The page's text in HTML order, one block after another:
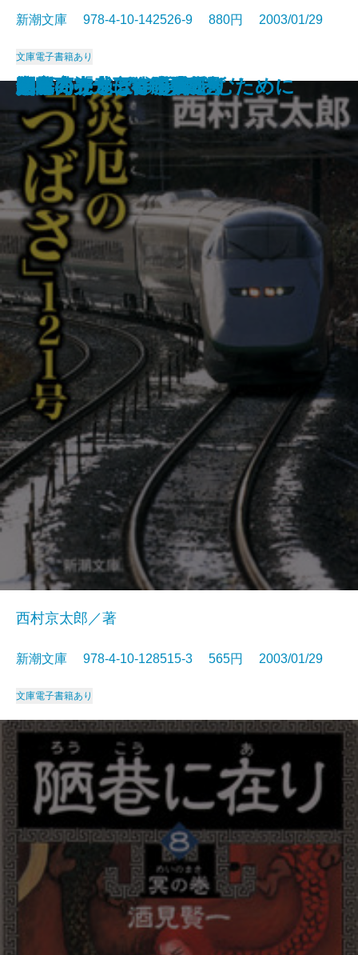
血の味
樅ノ木は残った〔上〕
樅ノ木は残った〔中〕
樅ノ木は残った〔下〕
剣客商売十三 波紋
剣客商売十四 暗殺者
剣客商売十五 二十番斬り
剣客商売十六 浮沈
涙〔上〕
涙〔下〕
新潮文庫 978-4-10-142526-9 880円 2003/01/29
文庫電子書籍あり
災厄の「つばさ」121号
西村京太郎／著
新潮文庫 978-4-10-128515-3 565円 2003/01/29
文庫電子書籍あり
陋巷に在り〔8〕冥の巻
剣客商売九 待ち伏せ
剣客商売十 春の嵐
剣客商売十一 勝負
剣客商売十二 十番斬り
恋
楽隊のうさぎ
寒椿
シェイクスピアを楽しむために